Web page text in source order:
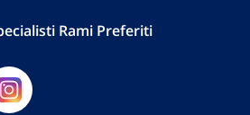
Rami Preferiti